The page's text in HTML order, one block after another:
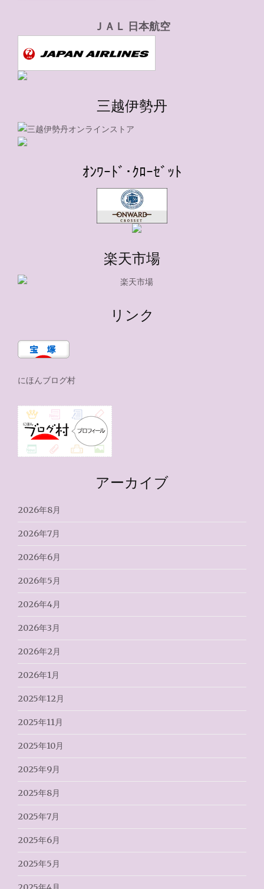
ＪＡＬ 日本航空
三越伊勢丹
ｵﾝﾜｰﾄﾞ･ｸﾛｰｾﾞｯﾄ
楽天市場
リンク
にほんブログ村
アーカイブ
2026年8月
2026年7月
2026年6月
2026年5月
2026年4月
2026年3月
2026年2月
2026年1月
2025年12月
2025年11月
2025年10月
2025年9月
2025年8月
2025年7月
2025年6月
2025年5月